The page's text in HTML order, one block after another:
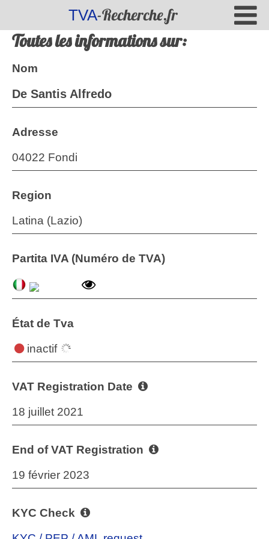
TVA-Recherche.fr
Toutes les informations sur:
Nom
De Santis Alfredo
Adresse
04022 Fondi
Region
Latina (Lazio)
Partita IVA (Numéro de TVA)
État de Tva
inactif
VAT Registration Date
18 juillet 2021
End of VAT Registration
19 février 2023
KYC Check